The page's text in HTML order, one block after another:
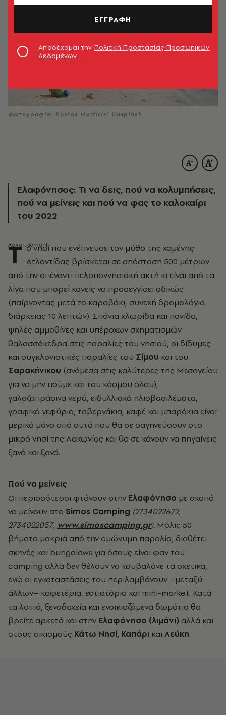
Φωτογραφία: Kostas Morfiris/ Unsplash
Ελαφόνησος: Τι να δεις, πού να κολυμπήσεις,
πού να μείνεις και πού να φας το καλοκαίρι
του 2022
Τ ο νησί που ενέπνευσε τον µύθο της χαµένης
Ατλαντίδας βρίσκεται σε απόσταση 500 µέτρων
από την απέναντι πελοποννησιακή ακτή κι είναι από τα
λίγα που µπορεί κανείς να προσεγγίσει οδικώς
(παίρνοντας µετά το καραβάκι, συνεχή δροµολόγια
διάρκειας 10 λεπτών). Σπάνια χλωρίδα και πανίδα,
ψηλές αµµοθίνες και υπέροχων σχηµατισµών
θαλασσόκεδρα στις παραλίες του νησιού, οι δίδυµες
και συγκλονιστικές παραλίες του Σίµου και του
Σαρακήνικου (ανάµεσα στις καλύτερες της Μεσογείου
για να µην πούµε και του κόσµου όλου),
γαλαζοπράσινα νερά, ειδυλλιακά ηλιοβασιλέµατα,
γραφικά γεφύρια, ταβερνάκια, καφέ και µπαράκια είναι
µερικά µόνο από αυτά που θα σε σαγηνεύσουν στο
µικρό νησί της Λακωνίας και θα σε κάνουν να πηγαίνεις
ξανά και ξανά.
Πού να µείνεις
Οι περισσότεροι φτάνουν στην Ελαφόνησο µε σκοπό
να µείνουν στο Simos Camping (2734022672,
2734022057, www.simoscamping.gr). Μόλις 50
βήµατα µακριά από την οµώνυµη παραλία, διαθέτει
σκηνές και bungalows για όσους είναι φαν του
camping αλλά δεν θέλουν να κουβαλάνε τα σχετικά,
ενώ οι εγκαταστάσεις του περιλαµβάνουν –µεταξύ
άλλων– καφετέρια, εστιατόριο και mini-market. Κατά
τα λοιπά, ξενοδοχεία και ενοικιαζόµενα δωµάτια θα
βρείτε αρκετά και στην Ελαφόνησο (λιµάνι) αλλά και
στους οικισµούς Κάτω Νησί, Καπάρι και Λεύκη.
ΕΓΓΡΑΦΗ
Αποδέχομαι την Πολιτική Προστασίας Προσωπικών
Δεδομένων